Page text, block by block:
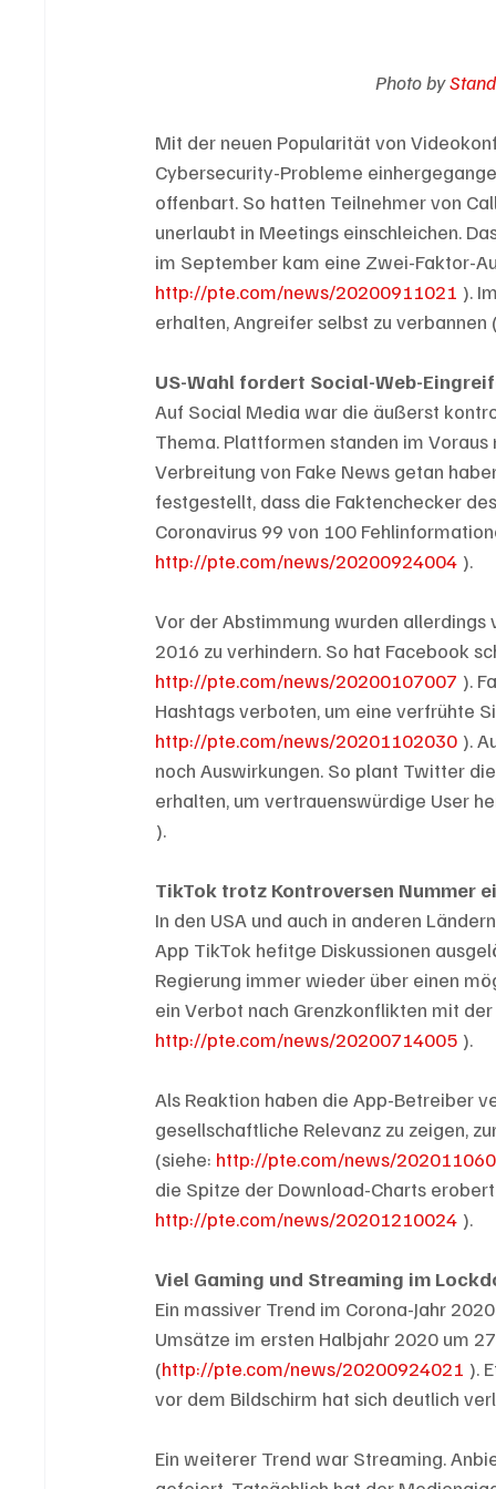
Photo by
Mit der neuen Popularität von
Cybersecurity-Probleme
offenbart. So hatten Teilnehmer von
unerlaubt in Meetings einschleichen.
im September kam eine Zwei-Faktor-
http://pte.com/news/20200911021 ).
erhalten, Angreifer selbst zu verbannen
US-Wahl fordert Social-Web-
Auf Social Media war die äußerst
Thema. Plattformen standen im
Verbreitung von Fake News getan
festgestellt, dass die Faktenchecker
Coronavirus 99 von 100
http://pte.com/news/20200924004 ).
Vor der Abstimmung wurden
2016 zu verhindern. So hat Facebook
http://pte.com/news/20200107007 ).
Hashtags verboten, um eine verfrühte
http://pte.com/news/20201102030 ).
noch Auswirkungen. So plant Twitter
erhalten, um vertrauenswürdige User
).
TikTok trotz Kontroversen Nummer
In den USA und auch in anderen
App TikTok hefitge Diskussionen
Regierung immer wieder über einen
ein Verbot nach Grenzkonflikten mit
http://pte.com/news/20200714005 ).
Als Reaktion haben die App-Betreiber
gesellschaftliche Relevanz zu zeigen,
(siehe: http://pte.com/news/
die Spitze der Download-Charts
http://pte.com/news/20201210024 ).
Viel Gaming und Streaming im
Ein massiver Trend im Corona-Jahr
Umsätze im ersten Halbjahr 2020 um
(http://pte.com/news/20200924021 ).
vor dem Bildschirm hat sich deutlich
Ein weiterer Trend war Streaming.